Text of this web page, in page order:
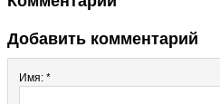
Добавить комментарий
Имя: *